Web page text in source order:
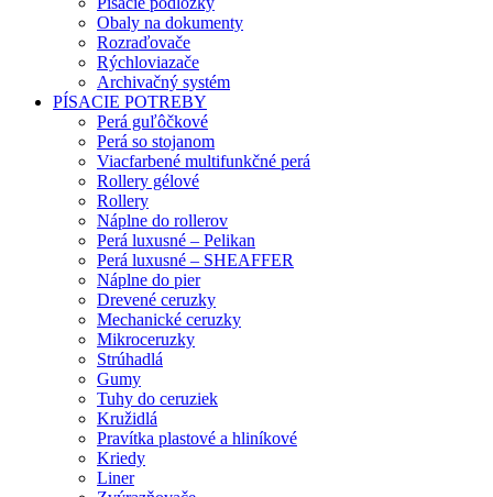
Obaly na dokumenty
Rozraďovače
Rýchloviazače
Archivačný systém
PÍSACIE POTREBY
Perá guľôčkové
Perá so stojanom
Viacfarbené multifunkčné perá
Rollery gélové
Rollery
Náplne do rollerov
Perá luxusné – Pelikan
Perá luxusné – SHEAFFER
Náplne do pier
Drevené ceruzky
Mechanické ceruzky
Mikroceruzky
Strúhadlá
Gumy
Tuhy do ceruziek
Kružidlá
Pravítka plastové a hliníkové
Kriedy
Liner